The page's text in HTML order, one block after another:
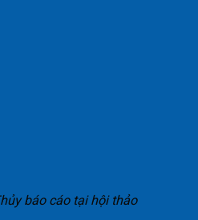
báo cáo tại hội thảo